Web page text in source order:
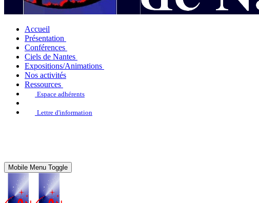
Accueil
Présentation
Conférences
Ciels de Nantes
Expositions/Animations
Nos activités
Ressources
Espace adhérents
Lettre d'information
Mobile Menu Toggle